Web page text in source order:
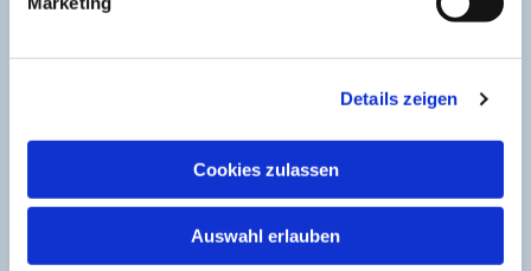
Details zeigen
Cookies zulassen
Auswahl erlauben
Menschen Würde und Ansehen. Deshalb haben wir die
im Blick, die auf ganz unterschiedliche Weise im
Göckenjan-Wessel die anwaltschaftliche und
widerständige christliche Grundhaltung angesichts der
gesellschaftspolitischen Herausforderungen unserer
Zeit.
Die Stellvertreterin der Superintendentin, Assessorin
Pfarrerin Kirsten Winzbeck, entpflichtete Göckenjan-